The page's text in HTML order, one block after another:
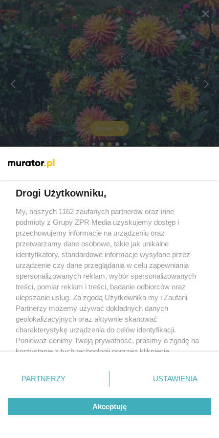
Rozwiń
Drogi Użytkowniku,
My, naszych 1162 zaufanych partnerów oraz inne
podmioty z Grupy ZPR Media uzyskujemy dostęp i
przechowujemy informacje na urządzeniu oraz
przetwarzamy dane osobowe, takie jak unikalne
identyfikatory, standardowe informacje wysyłane przez
urządzenie czy dane przeglądania w celu zapewniania
spersonalizowanych reklam, wybór spersonalizowanych
treści, pomiar reklam i treści, badanie odbiorców oraz
ulepszanie usług. Za zgodą Użytkownika my i Zaufani
Partnerzy możemy używać dokładnych danych
geolokalizacyjnych oraz aktywnie skanować
charakterystykę urządzenia do celów identyfikacji.
Ponieważ cenimy Twoją prywatność, prosimy o zgodę na
korzystanie z tych technologii poprzez kliknięcie
zmienić/wycofać klikając przycisk ustawień prywatności
znajdujący się w lewym dolnym rogu strony
rodzaje przetwarzania danych nie wymagają zgody
użytkownika, ale masz prawo sprzeciwić się takiemu
przetwarzaniu. Preferencje będą miały zastosowanie tylko
PARTNERZY USTAWIENIA
Akceptuję